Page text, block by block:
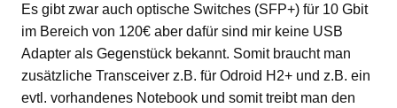
Es gibt zwar auch optische Switches (SFP+) für 10 Gbit
im Bereich von 120€ aber dafür sind mir keine USB
Adapter als Gegenstück bekannt. Somit braucht man
zusätzliche Transceiver z.B. für Odroid H2+ und z.B. ein
evtl. vorhandenes Notebook und somit treibt man den